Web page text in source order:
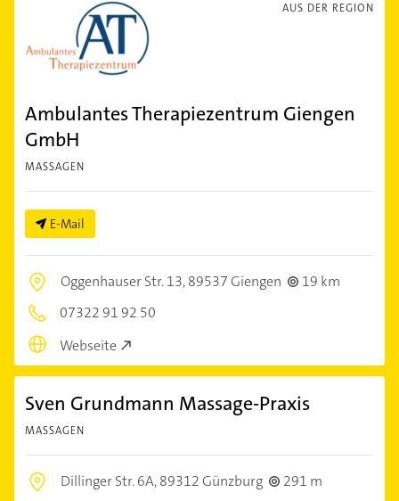
AUS DER REGION
Ambulantes Therapiezentrum Giengen
GmbH
MASSAGEN
E-Mail
Oggenhauser Str. 13,89537 Giengen
19 km
07322 91 92 50
Webseite
Sven Grundmann Massage-Praxis
MASSAGEN
Dillinger Str. 6A,89312 Günzburg
291 m